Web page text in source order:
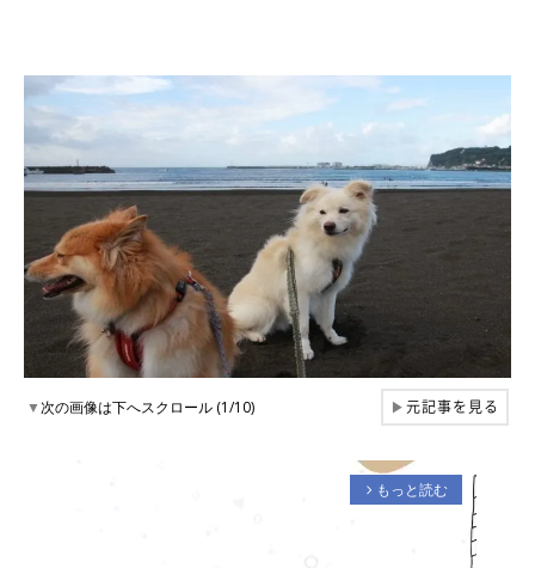
▼次の画像は下へスクロール (1/10) ▶元記事を見る
arrow_forward_ios もっと読む